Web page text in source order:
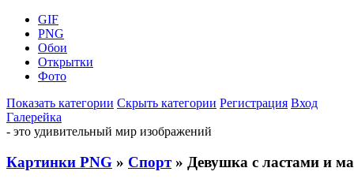
GIF
PNG
Обои
Открытки
Фото
Показать категории Скрыть категории Регистрация Вход
Галерейка
- это удивительный мир изображений
Картинки PNG » Спорт» Девушка с ластами и